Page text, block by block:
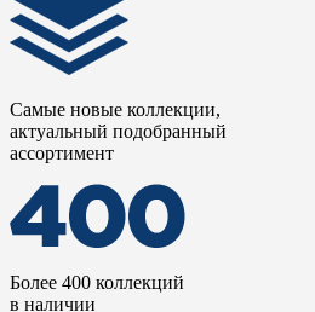
Самые новые коллекции,
актуальный подобранный
ассортимент
Более 400 коллекций
в наличии